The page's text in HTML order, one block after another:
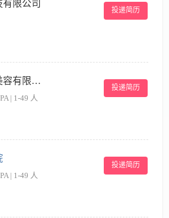
限公司
投递简历
评并实施相关奖罚制度； 5、定期对所辖门
务管理和人员培训。 任职要求： 1、 形象气
良好的职业素养，擅长店务管理与培训；
内外旅游+带薪年假。
广州市卓美健康美容有限公司
| 1-49 人
投递简历
绩效+提成+管理分红，具体面议 1、未来可往
| 1-49 人
投递简历